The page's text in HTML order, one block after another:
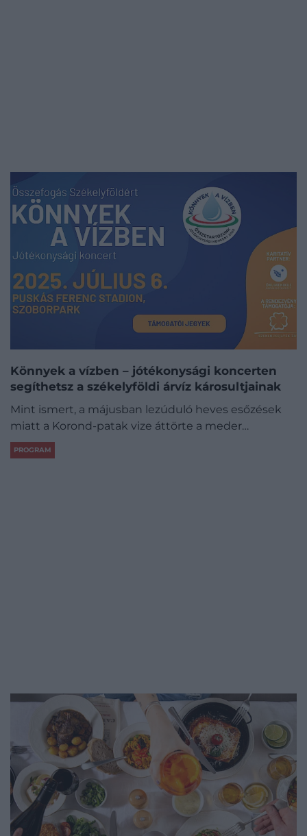
Könnyek a vízben – jótékonysági koncerten
segíthetsz a székelyföldi árvíz károsultjainak
Mint ismert, a májusban lezúduló heves esőzések
miatt a Korond-patak vize áttörte a meder…
PROGRAM